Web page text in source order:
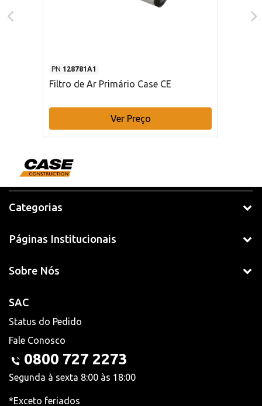
PN 128781A1
Filtro de Ar Primário Case CE
Ver Preço
Categorias
Páginas Institucionais
Sobre Nós
SAC
Status do Pedido
Fale Conosco
0800 727 2273
Segunda à sexta 8:00 às 18:00
*Exceto feriados